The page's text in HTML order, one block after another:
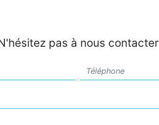
pas à nous contacter